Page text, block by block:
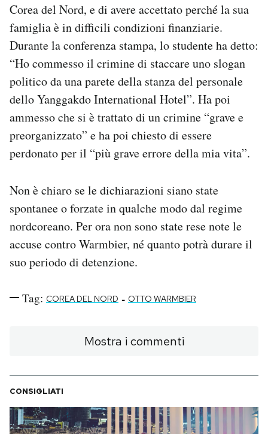
Corea del Nord, e di avere accettato perché la sua
famiglia è in difficili condizioni finanziarie.
Durante la conferenza stampa, lo studente ha detto:
“Ho commesso il crimine di staccare uno slogan
politico da una parete della stanza del personale
dello Yanggakdo International Hotel”. Ha poi
ammesso che si è trattato di un crimine “grave e
preorganizzato” e ha poi chiesto di essere
perdonato per il “più grave errore della mia vita”.
Non è chiaro se le dichiarazioni siano state
spontanee o forzate in qualche modo dal regime
nordcoreano. Per ora non sono state rese note le
accuse contro Warmbier, né quanto potrà durare il
suo periodo di detenzione.
Tag: COREA DEL NORD - OTTO WARMBIER
Mostra i commenti
CONSIGLIATI